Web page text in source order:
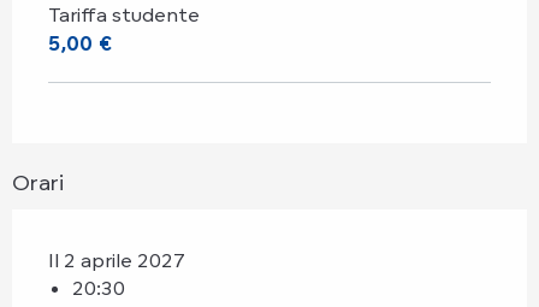
Tariffa studente
5,00 €
Orari
Il 2 aprile 2027
20:30